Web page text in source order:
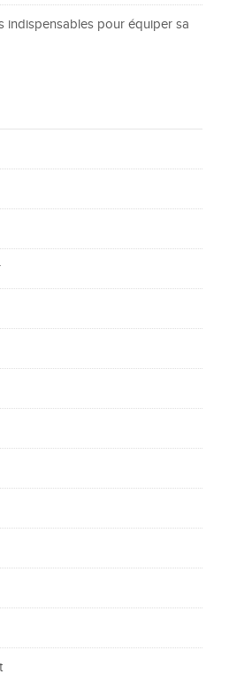
indispensables pour équiper sa